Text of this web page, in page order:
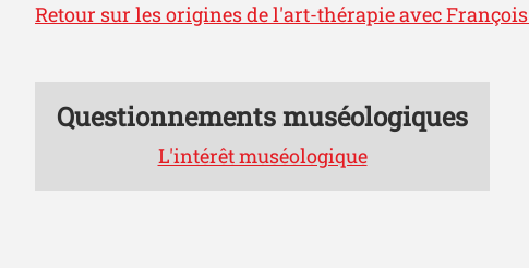
Retour sur les origines de l'art-thérapie avec
Questionnements muséologiques
L'intérêt muséologique